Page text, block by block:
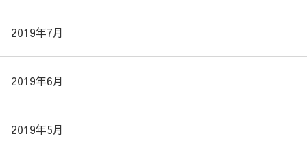
2019年7月
2019年6月
2019年5月